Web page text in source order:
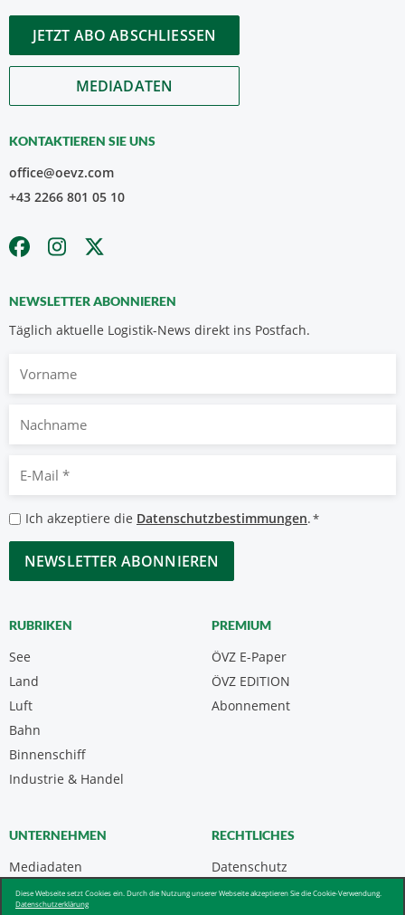
Diese Webseite setzt Cookies ein. Durch die Nutzung unserer Webseite akzeptieren Sie die Cookie-Verwendung.
Datenschutzerklärung
JETZT ABO ABSCHLIESSEN
MEDIADATEN
KONTAKTIEREN SIE UNS
office@oevz.com
+43 2266 801 05 10
NEWSLETTER ABONNIEREN
Täglich aktuelle Logistik-News direkt ins Postfach.
Vorname
Nachname
Mail
*
Datenschutzbestimmungen
*
Ich akzeptiere die Datenschutzbestimmungen.*
CAPTCHA
RUBRIKEN
See
Land
Luft
Bahn
Binnenschiff
Industrie & Handel
PREMIUM
ÖVZ E-Paper
Abonnement
ÖVZ EDITION
UNTERNEHMEN
Mediadaten
Kontakt
RECHTLICHES
Datenschutz
Impressum